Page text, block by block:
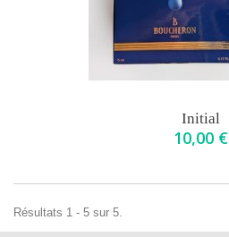
Initial
10,00 €
Résultats 1 - 5 sur 5.